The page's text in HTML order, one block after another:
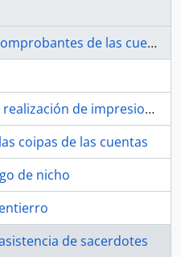
de 1846. Sentados en el libro 1º. Existe además cuenta del total aislada y con revisión, y está en la carpeta de Cuentas generales.
de impresiones
coipas de las cuentas
de nicho
de sacerdotes